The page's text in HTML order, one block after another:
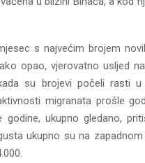
s najvećim brojem
opao, vjerovatno usljed
su brojevi počeli rasti
migranata prošle
ukupno gledano,
ukupno su na